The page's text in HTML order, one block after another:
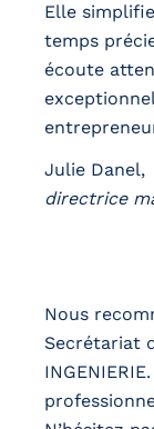
Elle
temps
écoute
Julie Danel,
directrice
Nous
Secrétariat